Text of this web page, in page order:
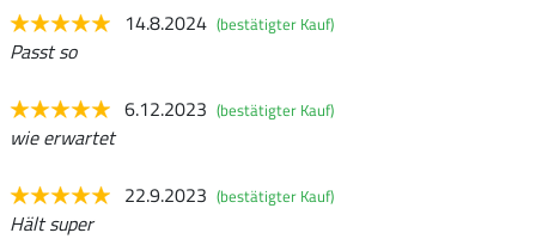
14.8.2024 (bestätigter Kauf)
Passt so
6.12.2023 (bestätigter Kauf)
wie erwartet
22.9.2023 (bestätigter Kauf)
Hält super